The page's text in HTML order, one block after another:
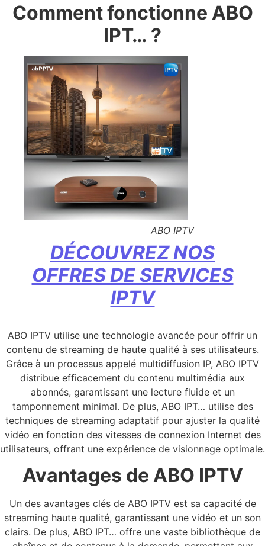
Comment fonctionne ABO
IPT… ?
ABO IPTV
DÉCOUVREZ NOS
OFFRES DE SERVICES
IPTV
ABO IPTV utilise une technologie avancée pour offrir un
contenu de streaming de haute qualité à ses utilisateurs.
Grâce à un processus appelé multidiffusion IP, ABO IPTV
distribue efficacement du contenu multimédia aux
abonnés, garantissant une lecture fluide et un
tamponnement minimal. De plus, ABO IPT… utilise des
techniques de streaming adaptatif pour ajuster la qualité
vidéo en fonction des vitesses de connexion Internet des
utilisateurs, offrant une expérience de visionnage optimale.
Avantages de ABO IPTV
Un des avantages clés de ABO IPTV est sa capacité de
streaming haute qualité, garantissant une vidéo et un son
clairs. De plus, ABO IPT… offre une vaste bibliothèque de